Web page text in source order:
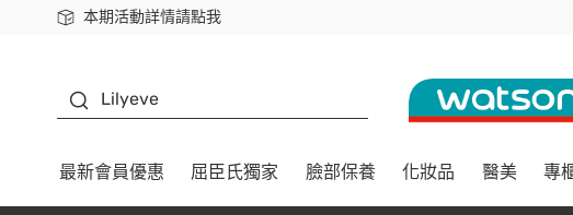
本期活動詳情請點我
下載app最高回饋$350
Lilyeve
最新會員優惠 屈臣氏獨家 臉部保養 化妝品 醫美 專